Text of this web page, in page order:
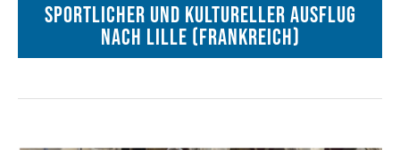
sportlicher und kultureller Ausflug
nach Lille (Frankreich)